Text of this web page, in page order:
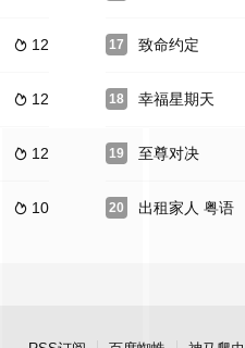
 12
 12
 12
 10
17 致命约定
18 幸福星期天
19 至尊对决
20 出租家人 粤语